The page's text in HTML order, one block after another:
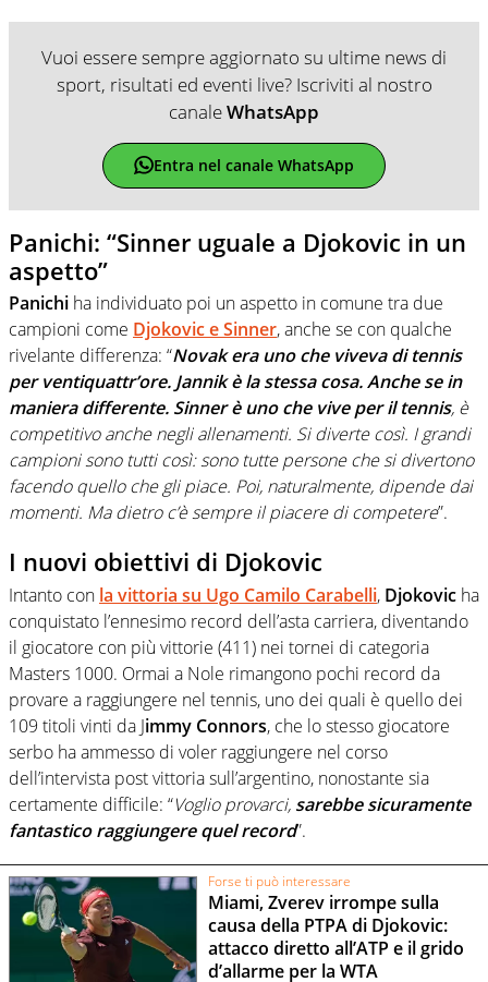
Vuoi essere sempre aggiornato su ultime news di
sport, risultati ed eventi live? Iscriviti al nostro
canaleWhatsApp
Entra nel canale WhatsApp
Panichi: “Sinner uguale a Djokovic in un
aspetto”
Panichi ha individuato poi un aspetto in comune tra due
campioni come DjokoviceSinner, anche se con qualche
rivelante differenza: “Novak era uno che viveva di tennis
per ventiquattr’ore. Jannik è la stessa cosa. Anche se in
maniera differente. Sinner è uno che vive per il tennis, è
competitivo anche negli allenamenti. Si diverte così. I grandi
campioni sono tutti così: sono tutte persone che si divertono
facendo quello che gli piace. Poi, naturalmente, dipende dai
momenti. Ma dietro c’è sempre il piacere di competere”.
I nuovi obiettivi di Djokovic
Intanto con la vittoria su Ugo Camilo Carabelli, Djokovic ha
conquistato l’ennesimo record dell’asta carriera, diventando
il giocatore con più vittorie (411) nei tornei di categoria
Masters 1000. Ormai a Nole rimangono pochi record da
provare a raggiungere nel tennis, uno dei quali è quello dei
109 titoli vinti da Jimmy Connors, che lo stesso giocatore
serbo ha ammesso di voler raggiungere nel corso
dell’intervista post vittoria sull’argentino, nonostante sia
certamente difficile: “Voglio provarci, sarebbe sicuramente
fantastico raggiungere quel record”.
Forse ti può interessare
Miami, Zverev irrompe sulla
causa della PTPA di Djokovic:
attacco diretto all’ATP e il grido
d’allarme per la WTA